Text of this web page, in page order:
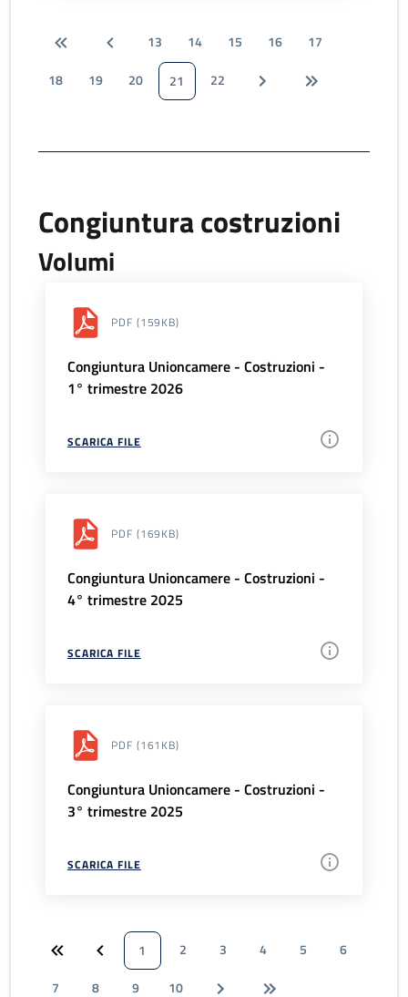
13 14 15 16
17
18
19 20 21 22
Congiuntura costruzioni
Volumi
PDF (159KB)
Congiuntura Unioncamere - Costruzioni -
1° trimestre 2026
SCARICA FILE
PDF (169KB)
Congiuntura Unioncamere - Costruzioni -
4° trimestre 2025
SCARICA FILE
PDF (161KB)
Congiuntura Unioncamere - Costruzioni -
3° trimestre 2025
SCARICA FILE
1 2 3 4 5
6
7
8 9 10